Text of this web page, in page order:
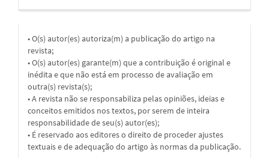
• O(s) autor(es) autoriza(m) a publicação do artigo na
revista;
• O(s) autor(es) garante(m) que a contribuição é original e
inédita e que não está em processo de avaliação em
outra(s) revista(s);
• A revista não se responsabiliza pelas opiniões, ideias e
conceitos emitidos nos textos, por serem de inteira
responsabilidade de seu(s) autor(es);
• É reservado aos editores o direito de proceder ajustes
textuais e de adequação do artigo às normas da publicação.